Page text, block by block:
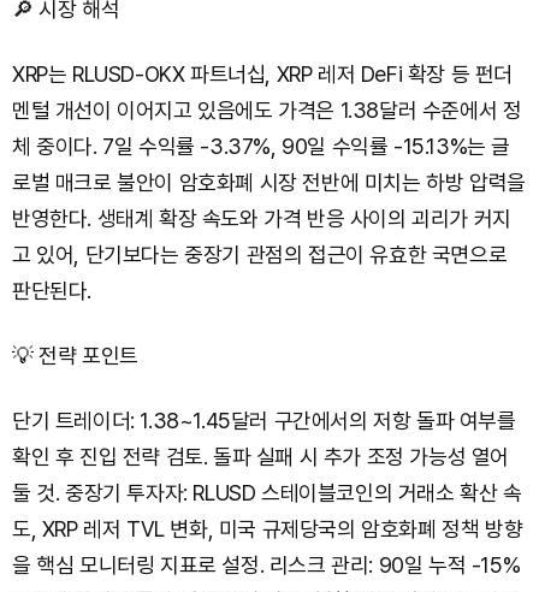
🔎 시장 해석
XRP는 RLUSD-OKX 파트너십, XRP 레저 DeFi 확장 등 펀더
멘털 개선이 이어지고 있음에도 가격은 1.38달러 수준에서 정
체 중이다. 7일 수익률 -3.37%, 90일 수익률 -15.13%는 글
로벌 매크로 불안이 암호화폐 시장 전반에 미치는 하방 압력을
반영한다. 생태계 확장 속도와 가격 반응 사이의 괴리가 커지
고 있어, 단기보다는 중장기 관점의 접근이 유효한 국면으로
판단된다.
💡 전략 포인트
단기 트레이더: 1.38~1.45달러 구간에서의 저항 돌파 여부를
확인 후 진입 전략 검토. 돌파 실패 시 추가 조정 가능성 열어
둘 것. 중장기 투자자: RLUSD 스테이블코인의 거래소 확산 속
도, XRP 레저 TVL 변화, 미국 규제당국의 암호화폐 정책 방향
을 핵심 모니터링 지표로 설정. 리스크 관리: 90일 누적 -15%